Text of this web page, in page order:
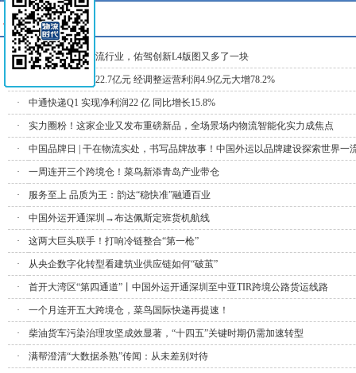
公司 > 物流企业
· 正式进军无人物流行业，佑驾创新L4版图又多了一块
满帮一季度营收22.7亿元 经调整运营利润4.9亿元大增78.2%
· 中通快递Q1 实现净利润22 亿 同比增长15.8%
· 实力圈粉！这家企业又发布重磅新品，全场景场内物流智能化实力成焦点
· 中国品牌日 | 干在物流实处，书写品牌故事！中国外运以品牌建设探索世界一
· 一周连开三个跨境仓！菜鸟新添青岛产业带仓
· 服务至上 品质为王：韵达“稳快准”融通百业
· 中国外运开通深圳→布达佩斯定班货机航线
· 这两大巨头联手！打响冷链整合“第一枪”
· 从央企数字化转型看建筑业供应链如何“破茧”
· 首开大湾区“第四通道”丨中国外运开通深圳至中亚TIR跨境公路货运线路
· 一个月连开五大跨境仓，菜鸟国际快递再提速！
· 柴油货车污染治理攻坚成效显著，“十四五”关键时期仍需加速转型
· 满帮澄清“大数据杀熟”传闻：从未差别对待